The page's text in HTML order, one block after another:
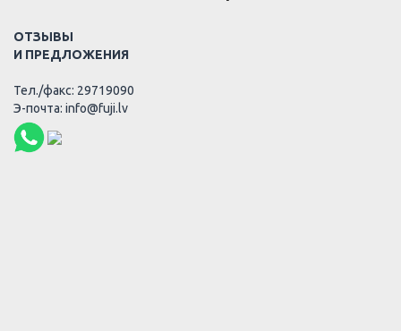
ОТЗЫВЫ
И ПРЕДЛОЖЕНИЯ
Тел./факс: 29719090
Э-почта: info@fuji.lv